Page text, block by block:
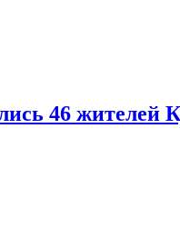
46 жителей